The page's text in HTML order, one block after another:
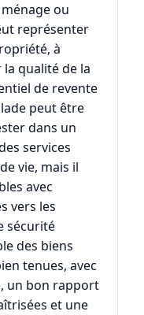
ou
représenter
à
qualité de la
de revente
peut être
dans un
services
vie, mais il
avec
vers les
sécurité
des biens
tenues, avec
un bon rapport
et une